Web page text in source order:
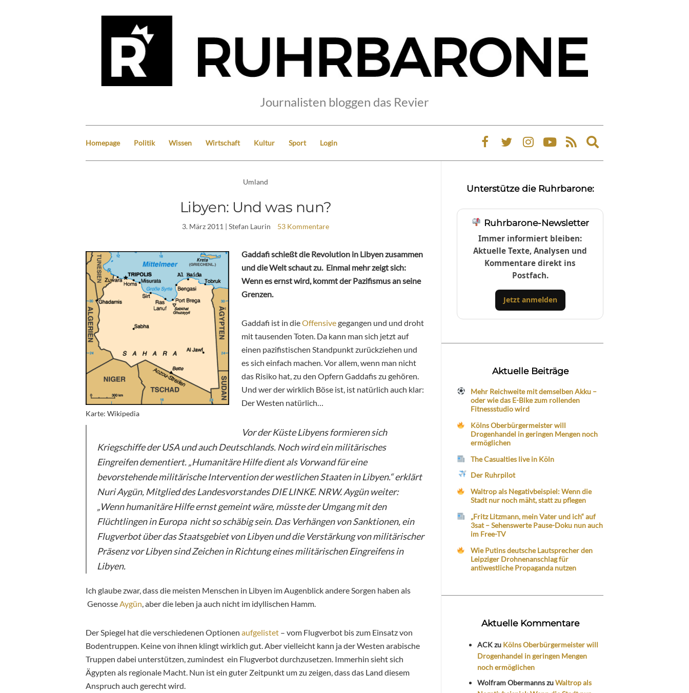
Journalisten bloggen das Revier
Homepage Politik Wissen Wirtschaft Kultur Sport Login
Expand
search
Umland
Libyen: Und was nun?
3. März 2011 | Stefan Laurin 53 Kommentare
Karte: Wikipedia
Gaddafi schießt die Revolution in Libyen zusammen
und die Welt schaut zu. Einmal mehr zeigt sich:
Wenn es ernst wird, kommt der Pazifismus an seine
Grenzen.
Gaddafi ist in dieOffensivegegangen und und droht
mit tausenden Toten. Da kann man sich jetzt auf
einen pazifistischen Standpunkt zurückziehen und
es sich einfach machen. Vor allem, wenn man nicht
das Risiko hat, zu den Opfern Gaddafis zu gehören.
Und wer der wirklich Böse ist, ist natürlich auch klar:
Der Westen natürlich…
Vor der Küste Libyens formieren sich
Kriegschiffe der USA und auch Deutschlands. Noch wird ein militärisches
Eingreifen dementiert. „Humanitäre Hilfe dient als Vorwand für eine
bevorstehende militärische Intervention der westlichen Staaten in Libyen.“ erklärt
Nuri Aygün, Mitglied des Landesvorstandes DIE LINKE. NRW. Aygün weiter:
„Wenn humanitäre Hilfe ernst gemeint wäre, müsste der Umgang mit den
Flüchtlingen in Europa nicht so schäbig sein. Das Verhängen von Sanktionen, ein
Flugverbot über das Staatsgebiet von Libyen und die Verstärkung von militärischer
Präsenz vor Libyen sind Zeichen in Richtung eines militärischen Eingreifens in
Libyen.
Ich glaube zwar, dass die meisten Menschen in Libyen im Augenblick andere Sorgen haben als
Genosse Aygün , aber die leben ja auch nicht im idyllischen Hamm.
Der Spiegel hat die verschiedenen Optionen aufgelistet – vom Flugverbot bis zum Einsatz von
Bodentruppen. Keine von ihnen klingt wirklich gut. Aber vielleicht kann ja der Westen arabische
Truppen dabei unterstützen, zumindest ein Flugverbot durchzusetzen. Immerhin sieht sich
Ägypten als regionale Macht. Nun ist ein guter Zeitpunkt um zu zeigen, dass das Land diesem
Anspruch auch gerecht wird.
Unterstütze die Ruhrbarone:
Ruhrbarone-Newsletter
Immer informiert bleiben:
Aktuelle Texte, Analysen und
Kommentare direkt ins
Postfach.
Jetzt anmelden
Aktuelle Beiträge
Mehr Reichweite mit demselben Akku –
oder wie das E-Bike zum rollenden
Fitnessstudio wird
Kölns Oberbürgermeister will
Drogenhandel in geringen Mengen noch
ermöglichen
The Casualties live in Köln
Der Ruhrpilot
Waltrop als Negativbeispiel: Wenn die
Stadt nur noch mäht, statt zu pflegen
„Fritz Litzmann, mein Vater und ich“ auf
3sat – Sehenswerte Pause-Doku nun auch
im Free-TV
Wie Putins deutsche Lautsprecher den
Leipziger Drohnenanschlag für
antiwestliche Propaganda nutzen
Aktuelle Kommentare
ACKzu Kölns Oberbürgermeister will
Drogenhandel in geringen Mengen
noch ermöglichen
Wolfram ObermannszuWaltrop als